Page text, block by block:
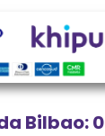
Bilbao: 0